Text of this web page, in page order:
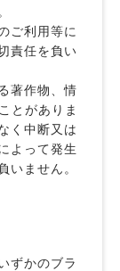
ご利用等に
責任を負い
著作物、情
とがありま
く中断又は
よって発生
いません。
ずかのブラ